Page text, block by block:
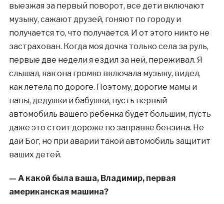
выезжая за первый поворот, все дети включают
музыку, сажают друзей, гоняют по городу и
получается то, что получается. И от этого никто не
застрахован. Когда моя дочка только села за руль,
первые две недели я ездил за ней, переживал. Я
слышал, как она громко включала музыку, видел,
как летела по дороге. Поэтому, дорогие мамы и
папы, дедушки и бабушки, пусть первый
автомобиль вашего ребенка будет большим, пусть
даже это стоит дороже по заправке бензина. Не
дай Бог, но при аварии такой автомобиль защитит
ваших детей.
— А какой была ваша, Владимир, первая
американская машина?